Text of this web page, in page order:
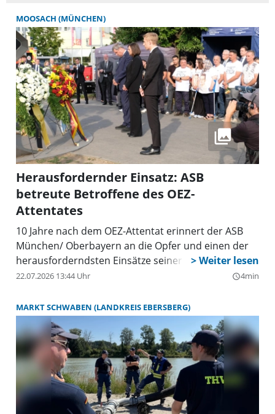
MOOSACH (MÜNCHEN)
Herausfordernder Einsatz: ASB
betreute Betroffene des OEZ-
Attentates
10 Jahre nach dem OEZ-Attentat erinnert der ASB
München/ Oberbayern an die Opfer und einen der
herausforderndsten Einsätze seiner Geschichte.
22.07.2026 13:44 Uhr query_builder4min
MARKT SCHWABEN (LANDKREIS EBERSBERG)